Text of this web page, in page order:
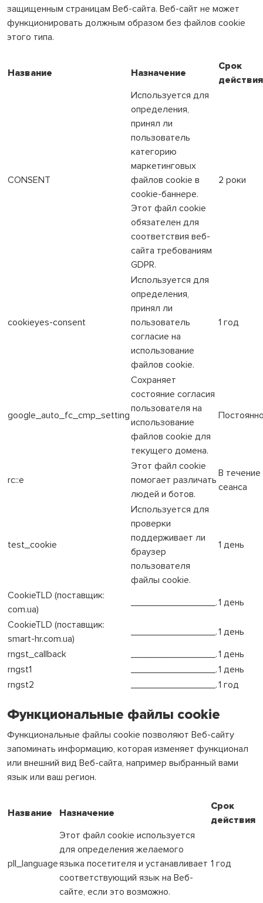
защищенным страницам Веб-сайта. Веб-сайт не может
функционировать должным образом без файлов cookie
этого типа.
Название Назначение
Срок
действия
CONSENT
Используется для
определения,
принял ли
пользователь
категорию
маркетинговых
файлов cookie в
cookie-баннере.
Этот файл cookie
обязателен для
соответствия веб-
сайта требованиям
GDPR.
2 роки
cookieyes-consent
Используется для
определения,
принял ли
пользователь
согласие на
использование
файлов cookie.
1 год
google_auto_fc_cmp_setting
Сохраняет
состояние согласия
пользователя на
использование
файлов cookie для
текущего домена.
rc::e
Этот файл cookie
помогает различать
людей и ботов.
В течение
сеанса
test_cookie
Используется для
проверки
поддерживает ли
браузер
пользователя
файлы cookie.
1 день
CookieTLD (поставщик:
com.ua)
________________.1 день
CookieTLD (поставщик:
smart-hr.com.ua)
________________.1 день
rngst_callback
________________.1 день
rngst1
________________.1 день
rngst2
________________.1 год
Функциональные файлы cookie
Функциональные файлы cookie позволяют Веб-сайту
запоминать информацию, которая изменяет функционал
или внешний вид Веб-сайта, например выбранный вами
язык или ваш регион.
Название Назначение
Срок
действия
pll_language
Этот файл cookie используется
для определения желаемого
языка посетителя и устанавливает
соответствующий язык на Веб-
сайте, если это возможно.
1 год